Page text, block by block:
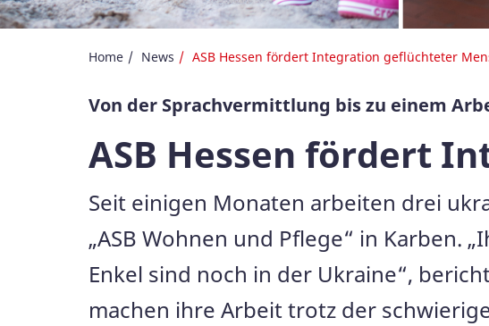
Home News ASB Hessen fördert Integration geflüchteter
Von der Sprachvermittlung bis zu einem
ASB Hessen fördert
Seit einigen Monaten arbeiten drei
„ASB Wohnen und Pflege“ in Karben.
Enkel sind noch in der Ukraine“,
machen ihre Arbeit trotz der